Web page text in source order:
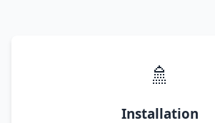
🚿
Installation